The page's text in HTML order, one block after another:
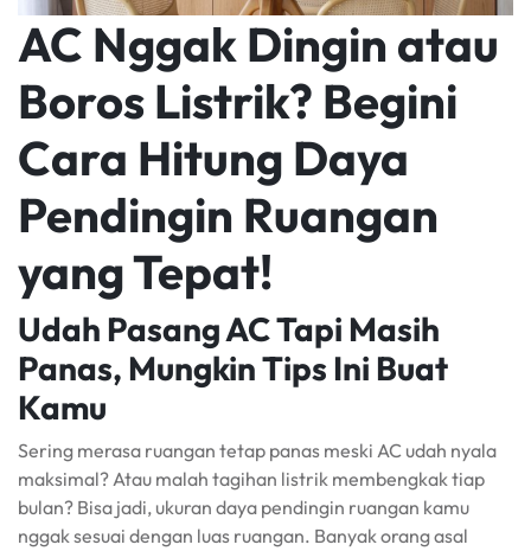
AC Nggak Dingin atau
Boros Listrik? Begini
Cara Hitung Daya
Pendingin Ruangan
yang Tepat!
Udah Pasang AC Tapi Masih
Panas, Mungkin Tips Ini Buat
Kamu
Sering merasa ruangan tetap panas meski AC udah nyala
maksimal? Atau malah tagihan listrik membengkak tiap
bulan? Bisa jadi, ukuran daya pendingin ruangan kamu
nggak sesuai dengan luas ruangan. Banyak orang asal